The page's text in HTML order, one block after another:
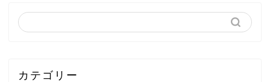
カテゴリー